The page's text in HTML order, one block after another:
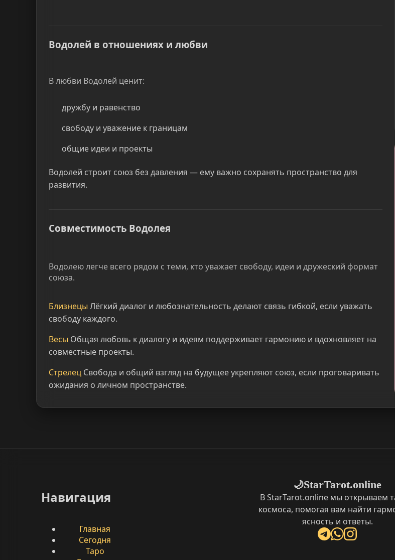
Водолей в отношениях и любви
В любви Водолей ценит:
дружбу и равенство
свободу и уважение к границам
общие идеи и проекты
Водолей строит союз без давления — ему важно сохранять пространство для
развития.
Совместимость Водолея
Водолею легче всего рядом с теми, кто уважает свободу, идеи и дружеский формат
союза.
Близнецы Лёгкий диалог и любознательность делают связь гибкой, если уважать
свободу каждого.
Весы Общая любовь к диалогу и идеям поддерживает гармонию и вдохновляет на
совместные проекты.
Стрелец Свобода и общий взгляд на будущее укрепляют союз, если проговаривать
ожидания о личном пространстве.
Навигация
Главная
Сегодня
Таро
🌙StarTarot.online
В StarTarot.online мы открываем
космоса, помогая вам найти
ясность и ответы.